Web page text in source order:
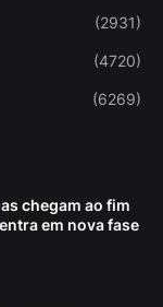
(2931)
(4720)
(6269)
chegam ao fim
em nova fase